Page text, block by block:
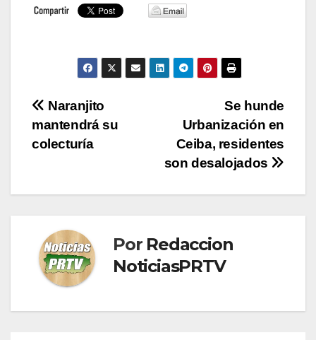
Navegación
de
Se hunde
Urbanización en
Ceiba, residentes
son desalojados
Naranjito
mantendrá su
colecturía
Por Redaccion
NoticiasPRTV